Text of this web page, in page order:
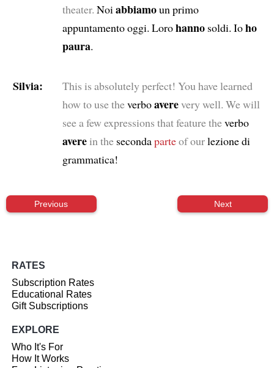
theater. Noiabbiamoun primo
appuntamento oggi. Lorohannosoldi. Ioho
paura.
Silvia:
This is absolutely perfect! You have learned
how to use theverboaverevery well. We will
see a few expressions that feature theverbo
averein thesecondaparteof ourlezione di
grammatica!
Previous Next
RATES
Subscription Rates
Educational Rates
Gift Subscriptions
EXPLORE
Who It's For
How It Works